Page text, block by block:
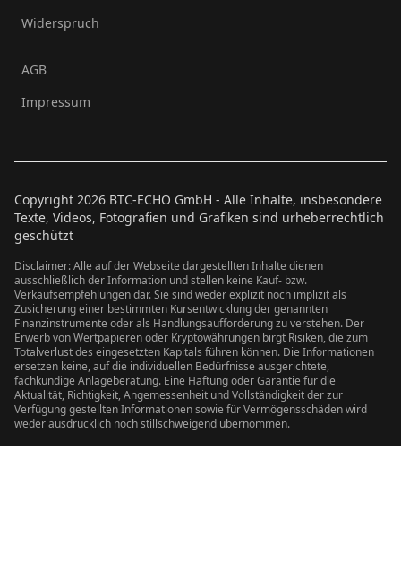
Widerspruch
AGB
Impressum
Copyright 2026 BTC-ECHO GmbH - Alle Inhalte, insbesondere
Texte, Videos, Fotografien und Grafiken sind urheberrechtlich
geschützt
Disclaimer: Alle auf der Webseite dargestellten Inhalte dienen
ausschließlich der Information und stellen keine Kauf- bzw.
Verkaufsempfehlungen dar. Sie sind weder explizit noch implizit als
Zusicherung einer bestimmten Kursentwicklung der genannten
Finanzinstrumente oder als Handlungsaufforderung zu verstehen. Der
Erwerb von Wertpapieren oder Kryptowährungen birgt Risiken, die zum
Totalverlust des eingesetzten Kapitals führen können. Die Informationen
ersetzen keine, auf die individuellen Bedürfnisse ausgerichtete,
fachkundige Anlageberatung. Eine Haftung oder Garantie für die
Aktualität, Richtigkeit, Angemessenheit und Vollständigkeit der zur
Verfügung gestellten Informationen sowie für Vermögensschäden wird
weder ausdrücklich noch stillschweigend übernommen.